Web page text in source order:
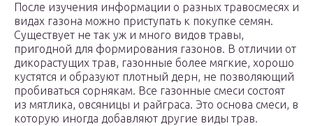
После изучения информации о разных травосмесях и
видах газона можно приступать к покупке семян.
Существует не так уж и много видов травы,
пригодной для формирования газонов. В отличии от
дикорастущих трав, газонные более мягкие, хорошо
кустятся и образуют плотный дерн, не позволяющий
пробиваться сорнякам. Все газонные смеси состоят
из мятлика, овсяницы и райграса. Это основа смеси, в
которую иногда добавляют другие виды трав.